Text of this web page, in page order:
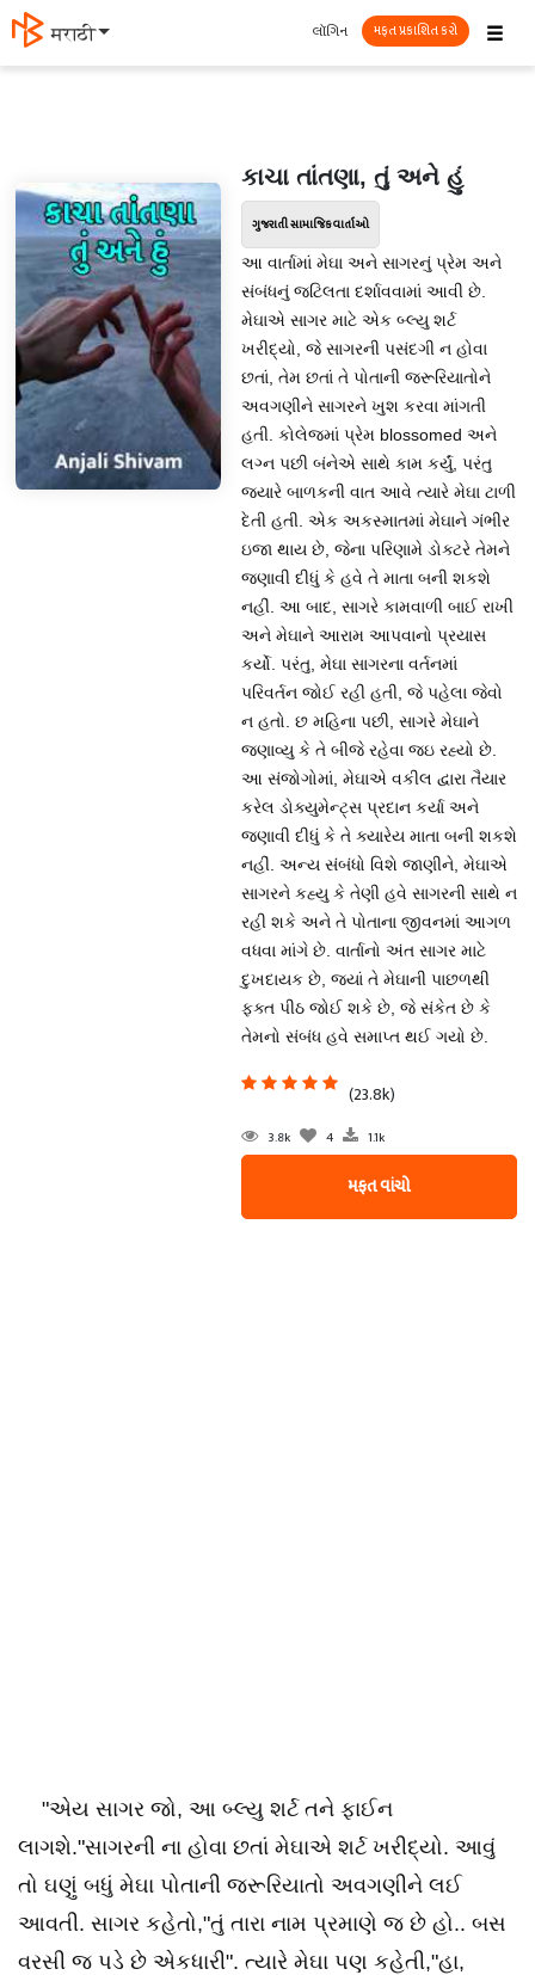
मराठी ☰
લૉગિન મફત પ્રકાશિત કરો
કાચા તાંતણા, તું અને હું
ગુજરાતી સામાજિક વાર્તાઓ
આ વાર્તામાં મેઘા અને સાગરનું પ્રેમ અને
સંબંધનું જટિલતા દર્શાવવામાં આવી છે.
મેઘાએ સાગર માટે એક બ્લ્યુ શર્ટ
ખરીદ્યો, જે સાગરની પસંદગી ન હોવા
છતાં, તેમ છતાં તે પોતાની જરૂરિયાતોને
અવગણીને સાગરને ખુશ કરવા માંગતી
હતી. કોલેજમાં પ્રેમ blossomed અને
લગ્ન પછી બંનેએ સાથે કામ કર્યું, પરંતુ
જ્યારે બાળકની વાત આવે ત્યારે મેઘા ટાળી
દેતી હતી. એક અકસ્માતમાં મેઘાને ગંભીર
ઇજા થાય છે, જેના પરિણામે ડોક્ટરે તેમને
જણાવી દીધું કે હવે તે માતા બની શકશે
નહીં. આ બાદ, સાગરે કામવાળી બાઈ રાખી
અને મેઘાને આરામ આપવાનો પ્રયાસ
કર્યો. પરંતુ, મેઘા સાગરના વર્તનમાં
પરિવર્તન જોઈ રહી હતી, જે પહેલા જેવો
ન હતો. છ મહિના પછી, સાગરે મેઘાને
જણાવ્યુ કે તે બીજે રહેવા જઇ રહ્યો છે.
આ સંજોગોમાં, મેઘાએ વકીલ દ્વારા તૈયાર
કરેલ ડોક્યુમેન્ટ્સ પ્રદાન કર્યા અને
જણાવી દીધું કે તે ક્યારેય માતા બની શકશે
નહીં. અન્ય સંબંધો વિશે જાણીને, મેઘાએ
સાગરને કહ્યુ કે તેણી હવે સાગરની સાથે ન
રહી શકે અને તે પોતાના જીવનમાં આગળ
વધવા માંગે છે. વાર્તાનો અંત સાગર માટે
દુખદાયક છે, જ્યાં તે મેઘાની પાછળથી
ફક્ત પીઠ જોઈ શકે છે, જે સંકેત છે કે
તેમનો સંબંધ હવે સમાપ્ત થઈ ગયો છે.
(23.8k)
3.8k 4 1.1k
મફત વાંચો
"એય સાગર જો, આ બ્લ્યુ શર્ટ તને ફાઈન
લાગશે."સાગરની ના હોવા છતાં મેઘાએ શર્ટ ખરીદ્યો. આવું
તો ઘણું બધું મેઘા પોતાની જરૂરિયાતો અવગણીને લઈ
આવતી. સાગર કહેતો,"તું તારા નામ પ્રમાણે જ છે હો.. બસ
વરસી જ પડે છે એકધારી". ત્યારે મેઘા પણ કહેતી,"હા,